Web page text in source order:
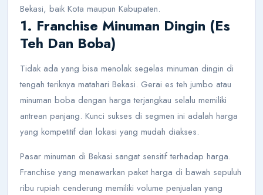
Bekasi, baik Kota maupun Kabupaten.
1. Franchise Minuman Dingin (Es
Teh Dan Boba)
Tidak ada yang bisa menolak segelas minuman dingin di
tengah teriknya matahari Bekasi. Gerai es teh jumbo atau
minuman boba dengan harga terjangkau selalu memiliki
antrean panjang. Kunci sukses di segmen ini adalah harga
yang kompetitif dan lokasi yang mudah diakses.
Pasar minuman di Bekasi sangat sensitif terhadap harga.
Franchise yang menawarkan paket harga di bawah sepuluh
ribu rupiah cenderung memiliki volume penjualan yang